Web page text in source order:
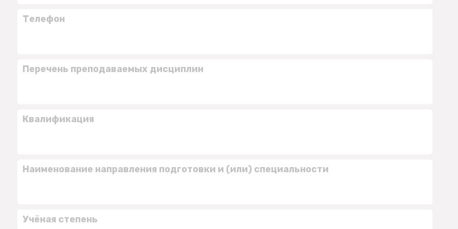
Телефон
Перечень преподаваемых дисциплин
Квалификация
Наименование направления подготовки и (или) специальности
Учёная степень